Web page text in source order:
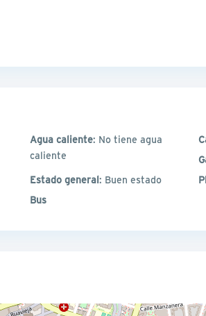
Agua caliente: No tiene agua
caliente
Estado general: Buen estado
Bus